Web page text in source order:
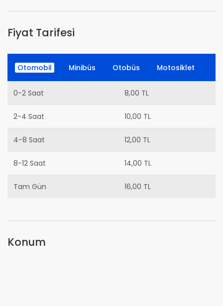
Fiyat Tarifesi
Otomobil Minibüs Otobüs Motosiklet
0-2 Saat 8,00 TL
2-4 Saat 10,00 TL
4-8 Saat 12,00 TL
8-12 Saat 14,00 TL
Tam Gün 16,00 TL
Konum